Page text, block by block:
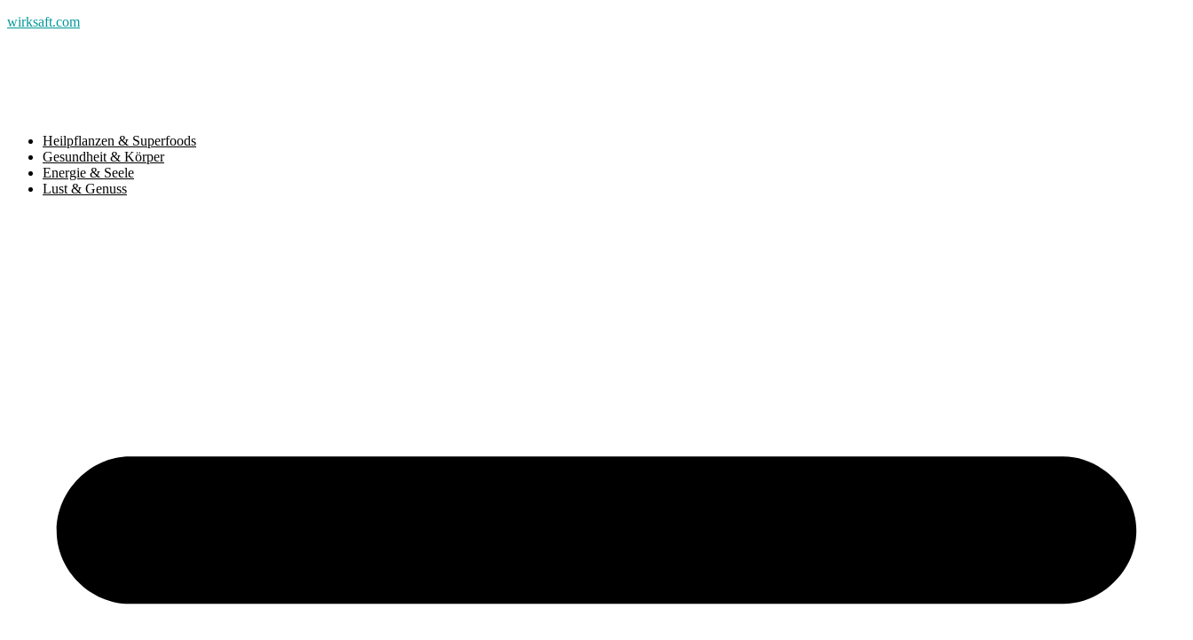
wirksaft.com
Heilpflanzen & Superfoods
Gesundheit & Körper
Energie & Seele
Lust & Genuss